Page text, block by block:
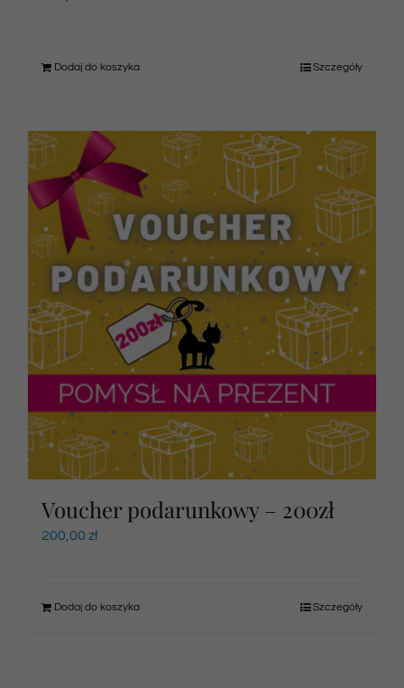
Dodaj do koszyka Szczegóły
Voucher podarunkowy – 200zł
200,00 zł
Dodaj do koszyka Szczegóły